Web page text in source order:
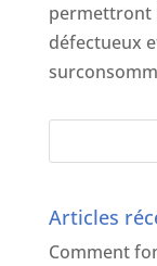
permettront
défectueux
Articles
Comment